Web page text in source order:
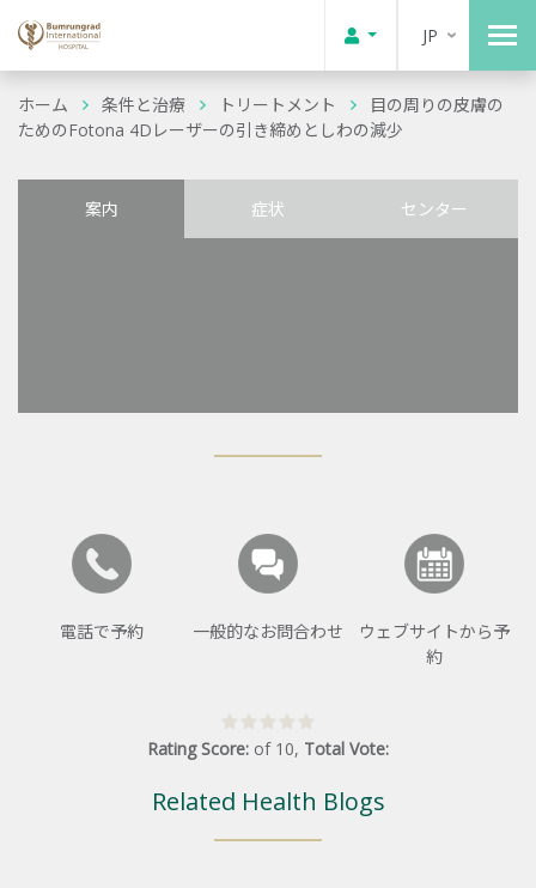
JP
ホーム 条件と治療 トリートメント
目の周りの皮膚の
ためのFotona 4Dレーザーの引き締めとしわの減少
案内 症状 センター
電話で予約 一般的なお問合わせ
ウェブサイトから予
約
Rating Score: of 10, Total Vote:
Related Health Blogs